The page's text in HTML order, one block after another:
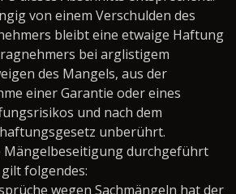
von einem Verschulden des
bleibt eine etwaige Haftung
bei arglistigem
des Mangels, aus der
einer Garantie oder eines
und nach dem
unberührt.
Mängelbeseitigung durchgeführt
folgendes:
wegen Sachmängeln hat der